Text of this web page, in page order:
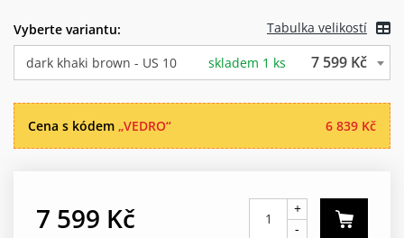
Vyberte variantu: Tabulka velikostí
dark khaki brown - US 10 skladem 1 ks 7 599 Kč
6 839 Kč
Cena s kódem „VEDRO“
7 599 Kč
+
-